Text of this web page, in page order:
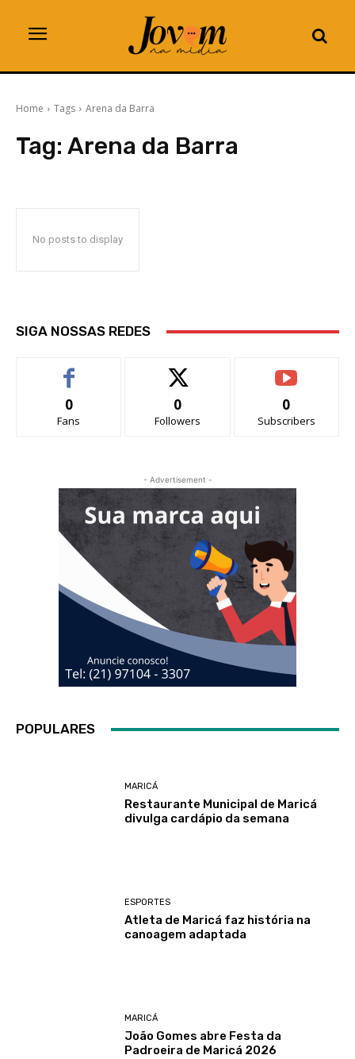
Home Tags Arena da Barra
Tag: Arena da Barra
No posts to display
SIGA NOSSAS REDES
0
Fans
0
Followers
0
Subscribers
- Advertisement -
POPULARES
MARICÁ
Restaurante Municipal de Maricá
divulga cardápio da semana
ESPORTES
Atleta de Maricá faz história na
canoagem adaptada
MARICÁ
João Gomes abre Festa da
Padroeira de Maricá 2026